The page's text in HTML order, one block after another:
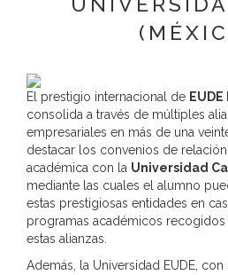
entidad que esté debidamente
Derechos:
usted, corregirla y eliminarla, tal y como
adicional disponible en nuestra página
Información adicional:
Más
SEGUROS” de nuestra página web.
El prestigio internacional de
consolida a través de múltiples
empresariales en más de una
destacar los convenios de
académica con la Universidad
mediante las cuales el alumno
estas prestigiosas entidades en
programas académicos
estas alianzas.
Además, la Universidad EUDE,